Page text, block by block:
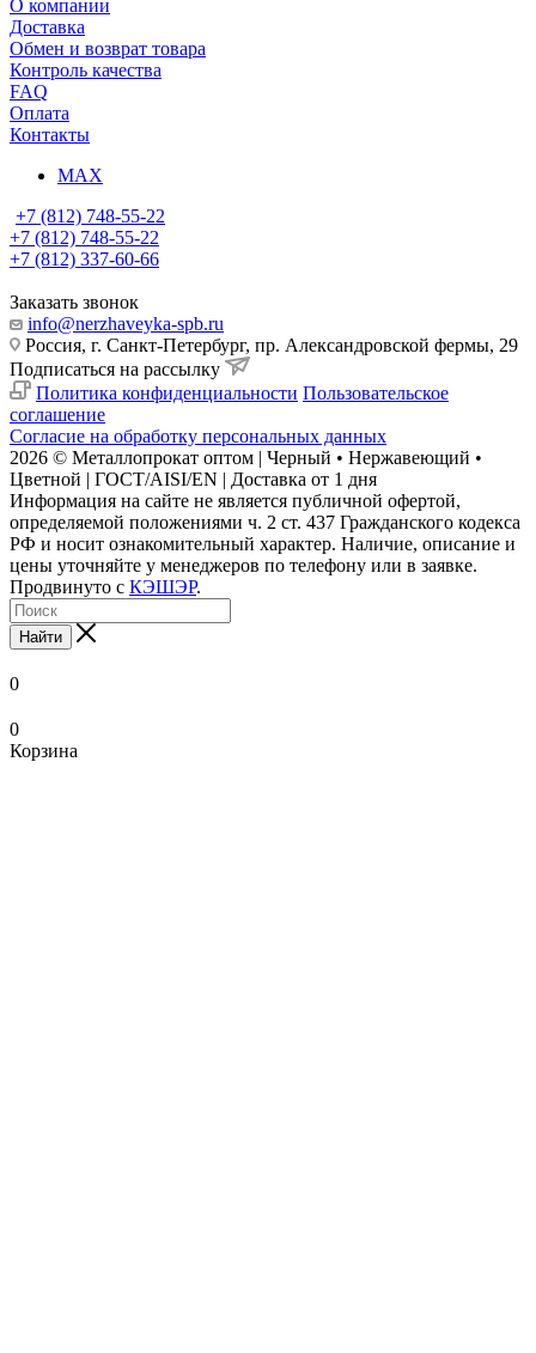
О компании
Доставка
Обмен и возврат товара
Контроль качества
FAQ
Оплата
Контакты
MAX
+7 (812) 748-55-22
+7 (812) 748-55-22
+7 (812) 337-60-66
Заказать звонок
info@nerzhaveyka-spb.ru
Россия, г. Санкт-Петербург, пр. Александровской фермы, 29
Подписаться на рассылку
Политика конфиденциальности Пользовательское
соглашение
Согласие на обработку персональных данных
2026 © Металлопрокат оптом | Черный • Нержавеющий •
Цветной | ГОСТ/AISI/EN | Доставка от 1 дня
Информация на сайте не является публичной офертой,
определяемой положениями ч. 2 ст. 437 Гражданского кодекса
РФ и носит ознакомительный характер. Наличие, описание и
цены уточняйте у менеджеров по телефону или в заявке.
Продвинуто с КЭШЭР.
Найти
0
0
Корзина